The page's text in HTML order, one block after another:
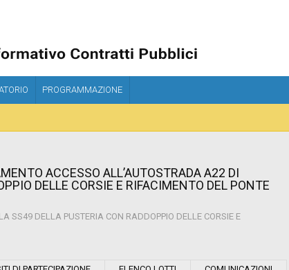
PROGRAMMAZIONE
ACCESSO ALL’AUTOSTRADA A22 DI
DELLE CORSIE E RIFACIMENTO DEL PONTE
SS49 DELLA PUSTERIA CON RADDOPPIO DELLE CORSIE E